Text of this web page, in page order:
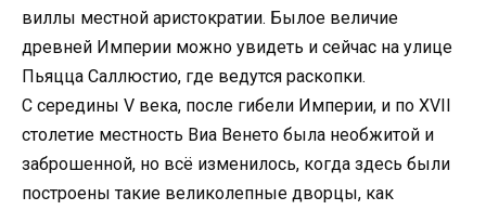
виллы местной аристократии. Былое величие
древней Империи можно увидеть и сейчас на улице
Пьяцца Саллюстио, где ведутся раскопки.
С середины V века, после гибели Империи, и по XVII
столетие местность Виа Венето была необжитой и
заброшенной, но всё изменилось, когда здесь были
построены такие великолепные дворцы, как